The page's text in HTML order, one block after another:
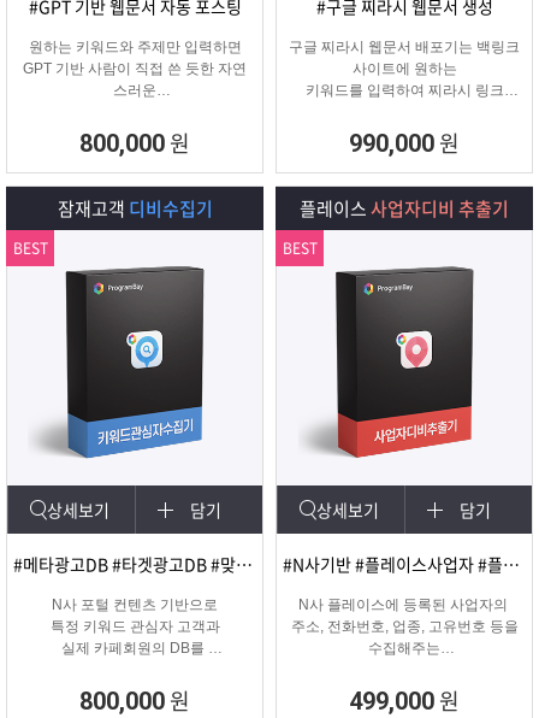
#GPT 기반 웹문서 자동 포스팅
원하는 키워드와 주제만 입력하면
GPT 기반 사람이 직접 쓴 듯한 자연
스러운
다.
콘텐츠 마케터, 기업들이 홍보하기에
적합한 마케팅 프로그램 입니다.
800,000 원
#구글 찌라시 웹문서 생성
구글 찌라시 웹문서 배포기는 백링크
사이트에 원하는
키워드를 입력하여 찌라시 링크
키워드를 등록해주는 프로그램입니
다.
텔레그램 등 아이디 입력으로 문의건
수를 늘릴 수 있습니다.
990,000 원
잠재고객 디비수집기
상세보기 담기
#메타광고DB #타겟광고DB #맞춤DB
N사 포털 컨텐츠 기반으로
특정 키워드 관심자 고객과
실제 카페회원의 DB를
800,000 원
BEST
플레이스사업자디비 추출기
상세보기 담기
#N사기반 #플레이스사업자 #플레이스신규사업자
N사 플레이스에 등록된 사업자의
주소, 전화번호, 업종, 고유번호 등을
수집해주는
추출 수집 프로그램
499,000 원
BEST